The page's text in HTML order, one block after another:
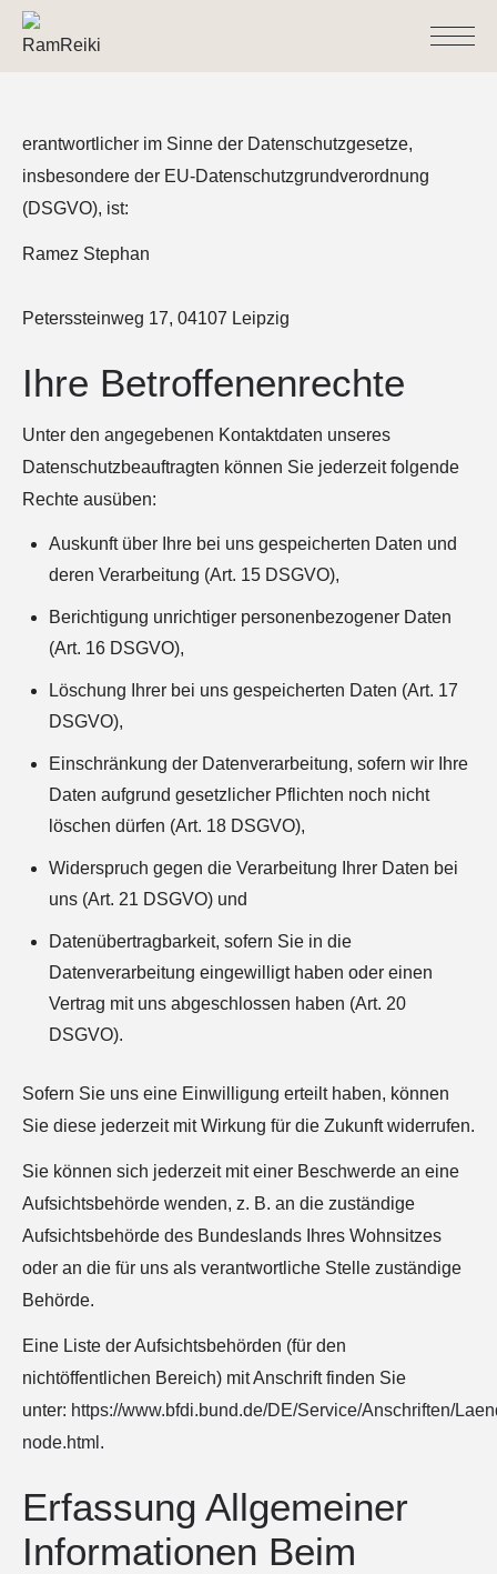
Skip
erantwortlicher im Sinne der Datenschutzgesetze,
insbesondere der EU-Datenschutzgrundverordnung
(DSGVO), ist:
Ramez Stephan
Peterssteinweg 17, 04107 Leipzig
Ihre Betroffenenrechte
Unter den angegebenen Kontaktdaten unseres
Datenschutzbeauftragten können Sie jederzeit folgende
Rechte ausüben:
Auskunft über Ihre bei uns gespeicherten Daten und
deren Verarbeitung (Art. 15 DSGVO),
Berichtigung unrichtiger personenbezogener Daten
(Art. 16 DSGVO),
Löschung Ihrer bei uns gespeicherten Daten (Art. 17
DSGVO),
Einschränkung der Datenverarbeitung, sofern wir Ihre
Daten aufgrund gesetzlicher Pflichten noch nicht
löschen dürfen (Art. 18 DSGVO),
Widerspruch gegen die Verarbeitung Ihrer Daten bei
uns (Art. 21 DSGVO) und
Datenübertragbarkeit, sofern Sie in die
Datenverarbeitung eingewilligt haben oder einen
Vertrag mit uns abgeschlossen haben (Art. 20
DSGVO).
Sofern Sie uns eine Einwilligung erteilt haben, können
Sie diese jederzeit mit Wirkung für die Zukunft widerrufen.
Sie können sich jederzeit mit einer Beschwerde an eine
Aufsichtsbehörde wenden, z. B. an die zuständige
Aufsichtsbehörde des Bundeslands Ihres Wohnsitzes
oder an die für uns als verantwortliche Stelle zuständige
Behörde.
Eine Liste der Aufsichtsbehörden (für den
nichtöffentlichen Bereich) mit Anschrift finden Sie
unter: https://www.bfdi.bund.de/DE/Service/Anschriften/
node.html .
Erfassung Allgemeiner
Informationen Beim